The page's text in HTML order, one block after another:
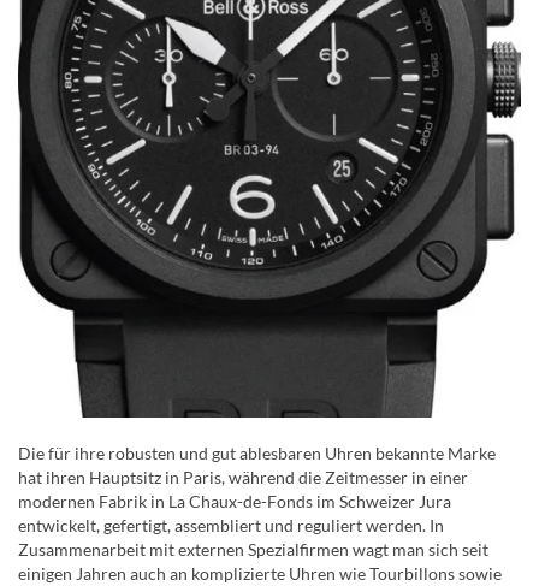
Die für ihre robusten und gut ablesbaren Uhren bekannte Marke
hat ihren Hauptsitz in Paris, während die Zeitmesser in einer
modernen Fabrik in La Chaux-de-Fonds im Schweizer Jura
entwickelt, gefertigt, assembliert und reguliert werden. In
Zusammenarbeit mit externen Spezialfirmen wagt man sich seit
einigen Jahren auch an komplizierte Uhren wie Tourbillons sowie